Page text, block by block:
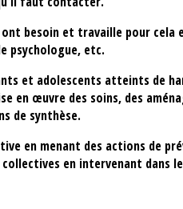
besoin et travaille pour
psychologue, etc.
et adolescents atteints de
en œuvre des soins, des
de synthèse.
en menant des actions de
en intervenant dans